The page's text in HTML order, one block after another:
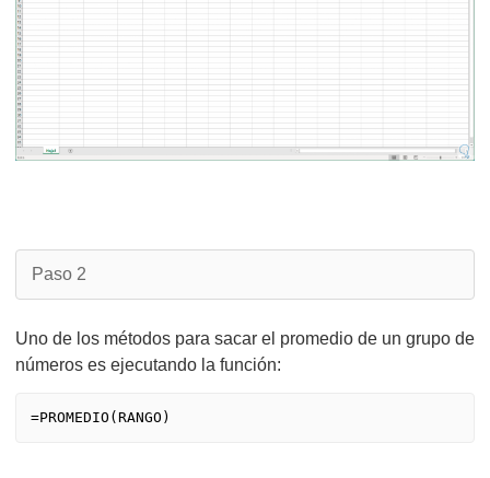
Paso 2
Uno de los métodos para sacar el promedio de un grupo de
números es ejecutando la función: